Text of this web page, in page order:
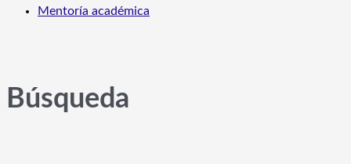
Mentoría académica
Búsqueda